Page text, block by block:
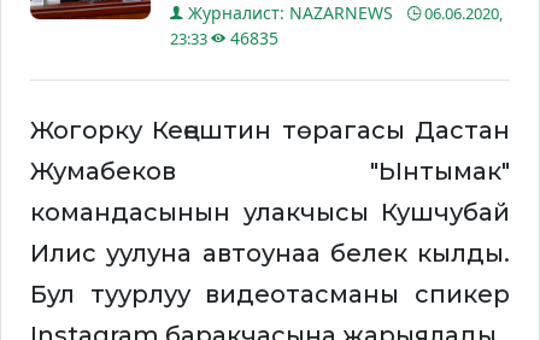
Журналист: NAZARNEWS
06.06.2020,
23:33
46835
Жогорку Кеңештин төрагасы Дастан
Жумабеков "Ынтымак"
командасынын улакчысы Кушчубай
Илис уулуна автоунаа белек кылды.
Бул туурлуу видеотасманы спикер